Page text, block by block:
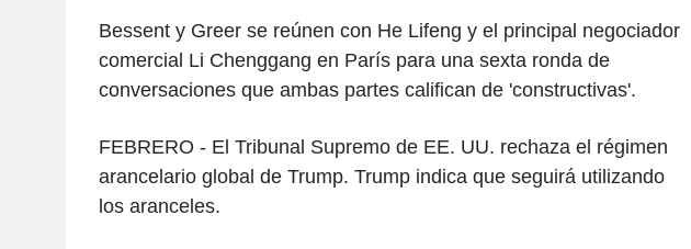
Bessent y Greer se reúnen con He Lifeng y el principal negociador
comercial Li Chenggang en París para una sexta ronda de
conversaciones que ambas partes califican de 'constructivas'.
FEBRERO - El Tribunal Supremo de EE. UU. rechaza el régimen
arancelario global de Trump. Trump indica que seguirá utilizando
los aranceles.